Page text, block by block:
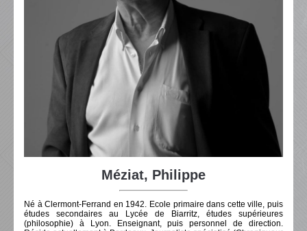
Méziat, Philippe
Né à Clermont-Ferrand en 1942. Ecole primaire dans cette ville, puis
études secondaires au Lycée de Biarritz, études supérieures
(philosophie) à Lyon. Enseignant, puis personnel de direction.